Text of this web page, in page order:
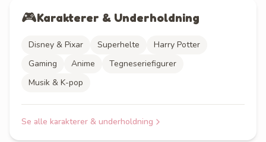
🎮Karakterer & Underholdning
Disney & Pixar Superhelte
Harry Potter
Gaming
Anime
Tegneseriefigurer
Musik & K-pop
Se alle karakterer & underholdning